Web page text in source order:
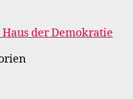
der Demokratie